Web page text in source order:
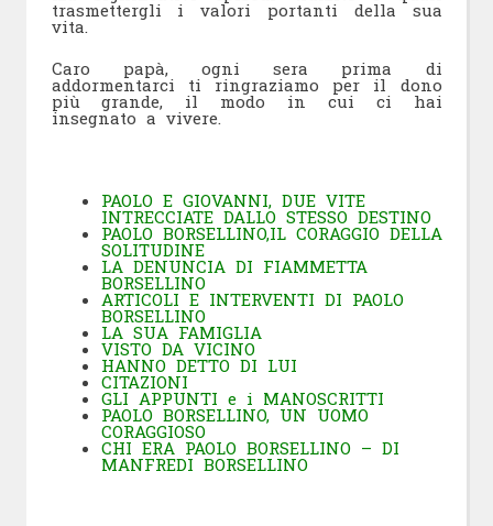
trasmettergli i valori portanti della sua
vita.
Caro papà, ogni sera prima di
addormentarci ti ringraziamo per il dono
più grande, il modo in cui ci hai
insegnato a vivere.
PAOLO E GIOVANNI, DUE VITE
INTRECCIATE DALLO STESSO DESTINO
PAOLO BORSELLINO,IL CORAGGIO DELLA
SOLITUDINE
LA DENUNCIA DI FIAMMETTA
BORSELLINO
ARTICOLI E INTERVENTI DI PAOLO
BORSELLINO
LA SUA FAMIGLIA
VISTO DA VICINO
HANNO DETTO DI LUI
CITAZIONI
GLI APPUNTI e i MANOSCRITTI
PAOLO BORSELLINO, UN UOMO
CORAGGIOSO
CHI ERA PAOLO BORSELLINO – DI
MANFREDI BORSELLINO